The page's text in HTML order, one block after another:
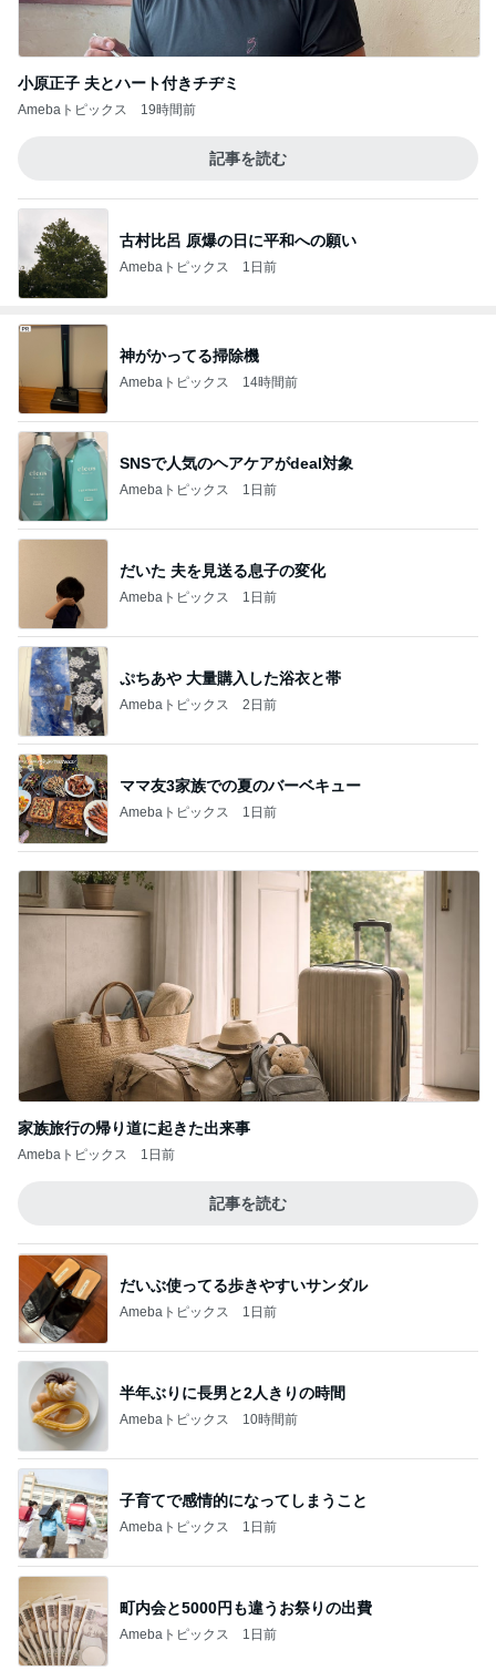
小原正子 夫とハート付きチヂミ
Amebaトピックス 19時間前
記事を読む
古村比呂 原爆の日に平和への願い
Amebaトピックス 1日前
神がかってる掃除機
Amebaトピックス 14時間前
SNSで人気のヘアケアがdeal対象
Amebaトピックス 1日前
だいた 夫を見送る息子の変化
Amebaトピックス 1日前
ぷちあや 大量購入した浴衣と帯
Amebaトピックス 2日前
ママ友3家族での夏のバーベキュー
Amebaトピックス 1日前
家族旅行の帰り道に起きた出来事
Amebaトピックス 1日前
記事を読む
だいぶ使ってる歩きやすいサンダル
Amebaトピックス 1日前
半年ぶりに長男と2人きりの時間
Amebaトピックス 10時間前
子育てで感情的になってしまうこと
Amebaトピックス 1日前
町内会と5000円も違うお祭りの出費
Amebaトピックス 1日前